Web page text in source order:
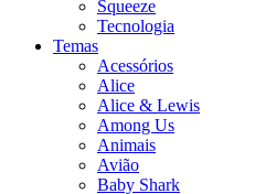
Squeeze
Tecnologia
Temas
Acessórios
Alice
Alice & Lewis
Among Us
Animais
Avião
Baby Shark